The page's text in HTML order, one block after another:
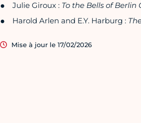
Julie Giroux : To the Bells of Berlin
Harold Arlen and E.Y. Harburg :
Mise à jour le 17/02/2026